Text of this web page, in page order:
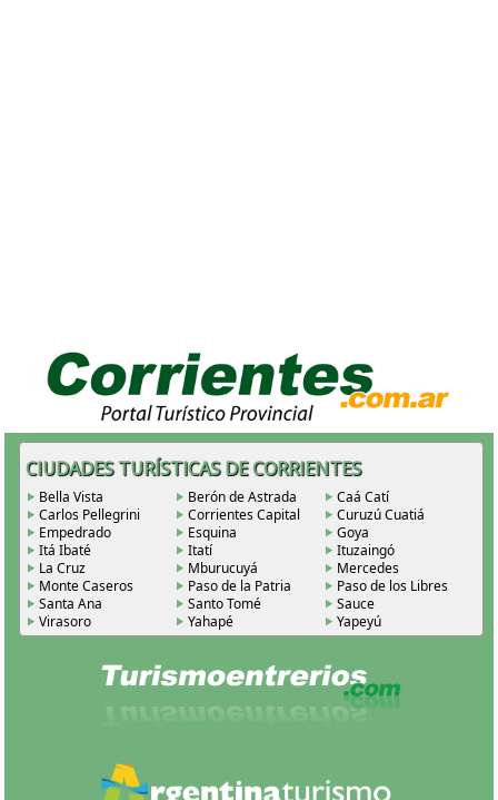
CIUDADES TURÍSTICAS DE CORRIENTES
Bella Vista Berón de Astrada
Caá Catí
Carlos Pellegrini
Corrientes Capital
Curuzú Cuatiá
Empedrado
Esquina
Goya
Itá Ibaté
Itatí
Ituzaingó
La Cruz
Mburucuyá
Mercedes
Monte Caseros
Paso de la Patria
Paso de los Libres
Santa Ana
Santo Tomé
Sauce
Virasoro
Yahapé Yapeyú